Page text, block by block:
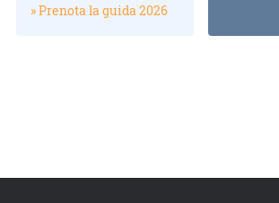
» Prenota la guida 2026